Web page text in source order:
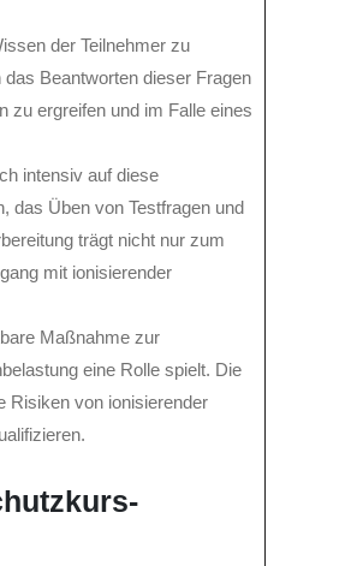
der Teilnehmer zu
Beantworten dieser Fragen
zu ergreifen und im Falle eines
intensiv auf diese
das Üben von Testfragen und
trägt nicht nur zum
mit ionisierender
Maßnahme zur
eine Rolle spielt. Die
Risiken von ionisierender